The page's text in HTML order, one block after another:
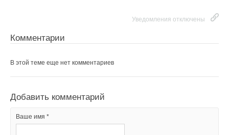
Уведомления отключены
Комментарии
В этой теме еще нет комментариев
Добавить комментарий
Ваше имя *